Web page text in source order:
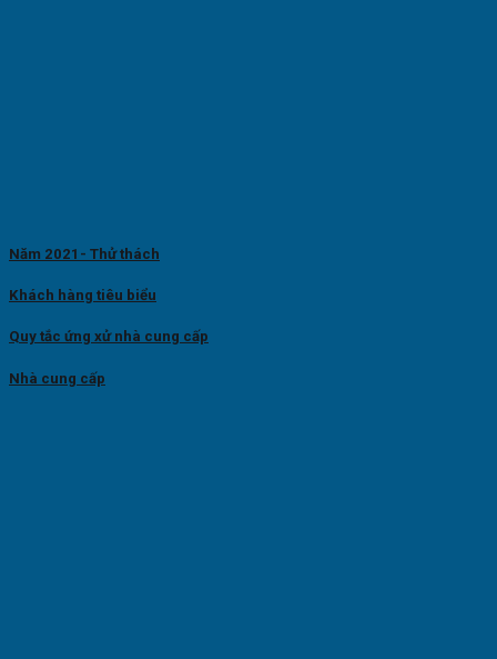
Năm 2021- Thử thách
Khách hàng tiêu biểu
Quy tắc ứng xử nhà cung cấp
Nhà cung cấp